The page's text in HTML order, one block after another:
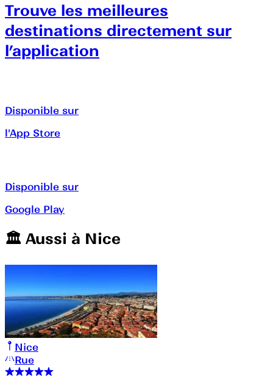
Trouve les meilleures
destinations directement sur
l’application
Disponible sur
l'App Store
Disponible sur
Google Play
🏛️️ Aussi à Nice
Nice
Rue